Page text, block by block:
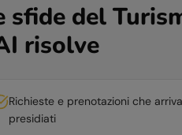
sfide del
risolve
Richieste e prenotazioni che
presidiati